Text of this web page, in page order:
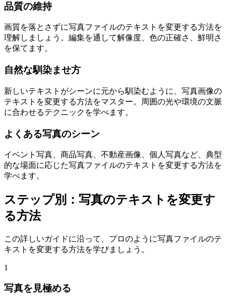
品質の維持
画質を落とさずに写真ファイルのテキストを変更する方法を
理解しましょう。編集を通して解像度、色の正確さ、鮮明さ
を保てます。
自然な馴染ませ方
新しいテキストがシーンに元から馴染むように、写真画像の
テキストを変更する方法をマスター。周囲の光や環境の文脈
に合わせるテクニックを学べます。
よくある写真のシーン
イベント写真、商品写真、不動産画像、個人写真など、典型
的な場面に応じた写真ファイルのテキストを変更する方法を
学べます。
ステップ別：写真のテキストを変更す
る方法
この詳しいガイドに沿って、プロのように写真ファイルのテ
キストを変更する方法を学びましょう。
1
写真を見極める